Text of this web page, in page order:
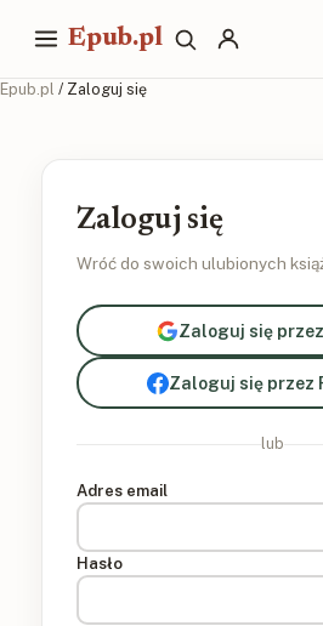
Epub.pl
Epub.pl / Zaloguj się
Zaloguj się
Wróć do swoich ulubionych
Zaloguj się
Zaloguj się przez
lub
Adres email
Hasło